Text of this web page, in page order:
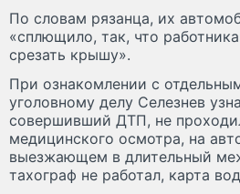
По словам рязанца, их
«сплющило, так, что
срезать крышу».
При ознакомлении с
уголовному делу Селезнев
совершивший ДТП, не
медицинского осмотра, на
выезжающем в длительный
тахограф не работал, карта